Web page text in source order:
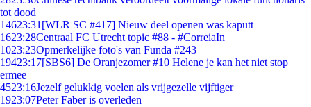
tot dood
14623:31 [WLR SC #417] Nieuw deel openen was kaputt
1623:28Centraal FC Utrecht topic #88 - #CorreiaIn
1023:23Opmerkelijke foto's van Funda #243
19423:17[SBS6] De Oranjezomer #10 Helene je kan het niet stop
ermee
4523:16Jezelf gelukkig voelen als vrijgezelle vijftiger
1923:07Peter Faber is overleden